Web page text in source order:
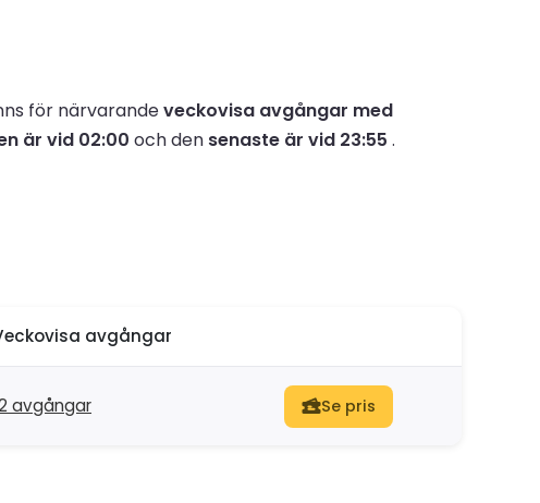
för närvarandeveckovisa avgångar med
är vid 02:00 och den senaste är vid 23:55 .
avgångar
avgångar Se pris